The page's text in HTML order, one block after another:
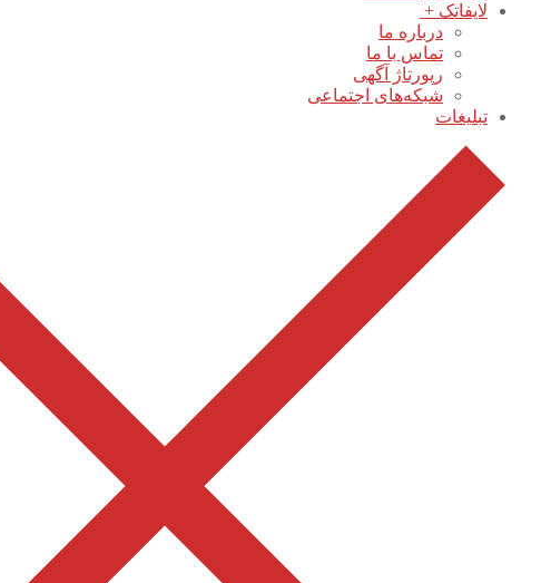
لایفاتک +
درباره ما
تماس با ما
رپورتاژ آگهی
شبکه‌های اجتماعی
تبلیغات